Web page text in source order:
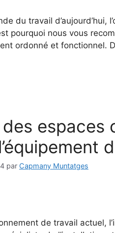
du travail
pourquoi nous vous
ordonné et fonctionnel.
des espaces
par Capmany Muntatges
de travail actuel,